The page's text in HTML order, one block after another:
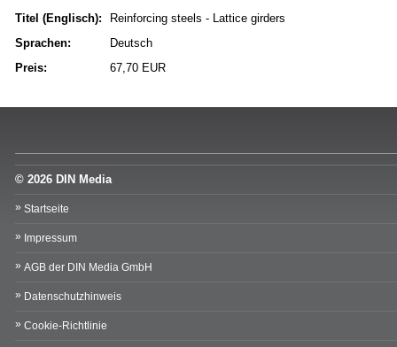
Titel (Englisch):
Reinforcing steels - Lattice girders
Sprachen:
Deutsch
Preis:
67,70 EUR
© 2026 DIN Media
Startseite
Impressum
AGB der DIN Media GmbH
Datenschutzhinweis
Cookie-Richtlinie